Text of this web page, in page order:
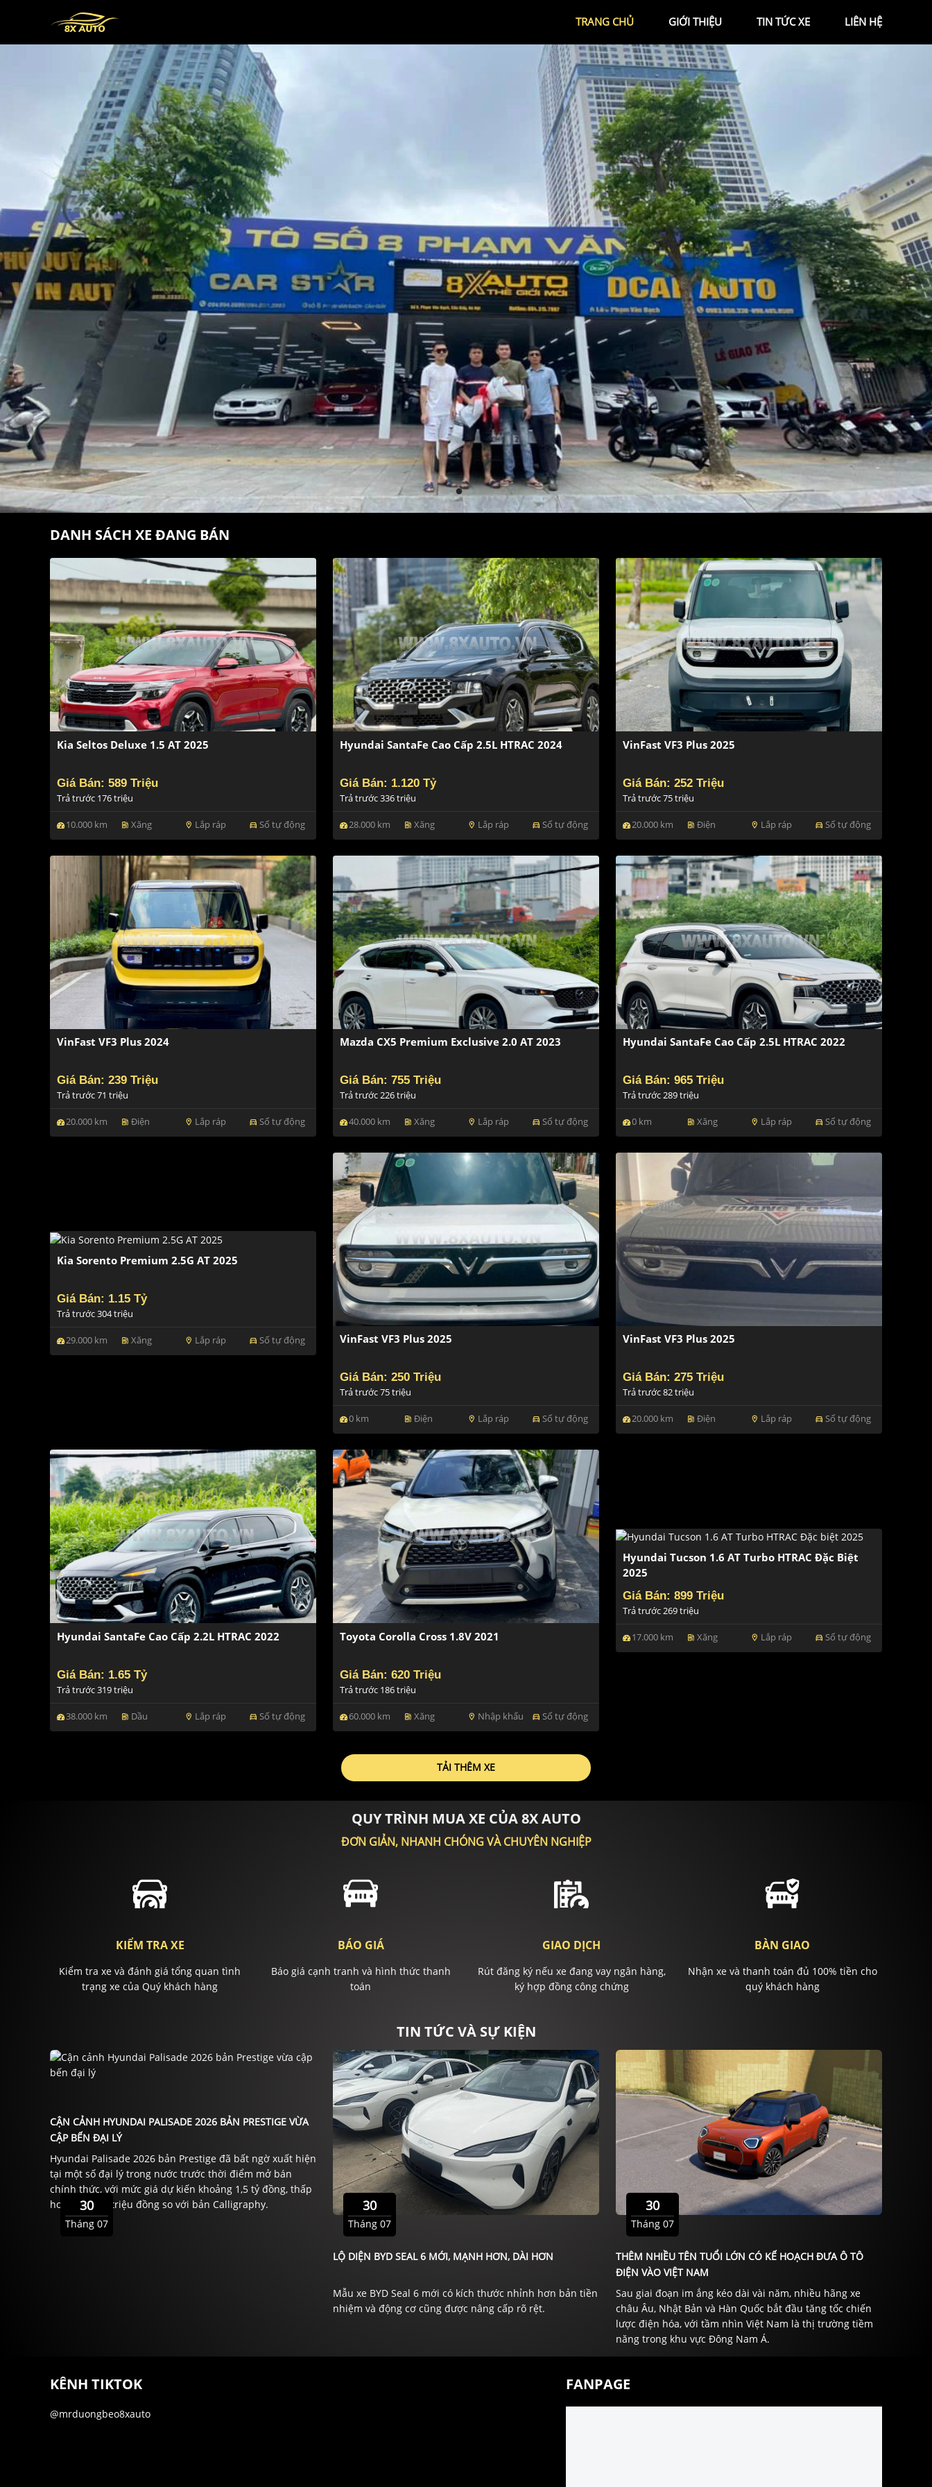
TRANG CHỦ GIỚI THIỆU TIN TỨC XE LIÊN HỆ
DANH SÁCH XE ĐANG BÁN
Kia Seltos Deluxe 1.5 AT 2025
Giá Bán: 589 Triệu
Trả trước 176 triệu
10.000 km ev_station Xăng location_on Lắp ráp directions_car Số tự động
Hyundai SantaFe Cao Cấp 2.5L HTRAC 2024
Giá Bán: 1.120 Tỷ
Trả trước 336 triệu
28.000 km ev_station Xăng location_on Lắp ráp directions_car Số tự động
VinFast VF3 Plus 2025
Giá Bán: 252 Triệu
Trả trước 75 triệu
20.000 km ev_station Điện location_on Lắp ráp directions_car Số tự động
VinFast VF3 Plus 2024
Giá Bán: 239 Triệu
Trả trước 71 triệu
20.000 km ev_station Điện location_on Lắp ráp directions_car Số tự động
Mazda CX5 Premium Exclusive 2.0 AT 2023
Giá Bán: 755 Triệu
Trả trước 226 triệu
40.000 km ev_station Xăng location_on Lắp ráp directions_car Số tự động
Hyundai SantaFe Cao Cấp 2.5L HTRAC 2022
Giá Bán: 965 Triệu
Trả trước 289 triệu
0 km ev_station Xăng location_on Lắp ráp directions_car Số tự động
Kia Sorento Premium 2.5G AT 2025
Giá Bán: 1.15 Tỷ
Trả trước 304 triệu
29.000 km ev_station Xăng location_on Lắp ráp directions_car Số tự động VinFast VF3 Plus 2025
Giá Bán: 250 Triệu
Trả trước 75 triệu
0 km ev_station Điện location_on Lắp ráp directions_car Số tự động
VinFast VF3 Plus 2025
Giá Bán: 275 Triệu
Trả trước 82 triệu
20.000 km ev_station Điện location_on Lắp ráp directions_car Số tự động
Hyundai SantaFe Cao Cấp 2.2L HTRAC 2022
Giá Bán: 1.65 Tỷ
Trả trước 319 triệu
38.000 km ev_station Dầu location_on Lắp ráp directions_car Số tự động
Toyota Corolla Cross 1.8V 2021
Giá Bán: 620 Triệu
Trả trước 186 triệu
60.000 km ev_station Xăng location_on Nhập khẩu directions_car Số tự động
Hyundai Tucson 1.6 AT Turbo HTRAC Đặc Biệt
2025
Giá Bán: 899 Triệu
Trả trước 269 triệu
17.000 km ev_station Xăng location_on Lắp ráp directions_car Số tự động
TẢI THÊM XE
QUY TRÌNH MUA XE CỦA 8X AUTO
ĐƠN GIẢN, NHANH CHÓNG VÀ CHUYÊN NGHIỆP
KIỂM TRA XE
Kiểm tra xe và đánh giá tổng quan tình
trạng xe của Quý khách hàng
BÁO GIÁ
Báo giá cạnh tranh và hình thức thanh
toán
GIAO DỊCH
Rút đăng ký nếu xe đang vay ngân hàng,
ký hợp đồng công chứng
BÀN GIAO
Nhận xe và thanh toán đủ 100% tiền cho
quý khách hàng
TIN TỨC VÀ SỰ KIỆN
CẬN CẢNH HYUNDAI PALISADE 2026 BẢN PRESTIGE VỪA
CẬP BẾN ĐẠI LÝ
Hyundai Palisade 2026 bản Prestige đã bất ngờ xuất hiện
tại một số đại lý trong nước trước thời điểm mở bán
chính thức, với mức giá dự kiến khoảng 1,5 tỷ đồng, thấp
hơn gần 200 triệu đồng so với bản Calligraphy.
30
Tháng 07
LỘ DIỆN BYD SEAL 6 MỚI, MẠNH HƠN, DÀI HƠN
Mẫu xe BYD Seal 6 mới có kích thước nhỉnh hơn bản tiền
nhiệm và động cơ cũng được nâng cấp rõ rệt.
30
Tháng 07
THÊM NHIỀU TÊN TUỔI LỚN CÓ KẾ HOẠCH ĐƯA Ô TÔ
ĐIỆN VÀO VIỆT NAM
Sau giai đoạn im ắng kéo dài vài năm, nhiều hãng xe
châu Âu, Nhật Bản và Hàn Quốc bắt đầu tăng tốc chiến
lược điện hóa, với tầm nhìn Việt Nam là thị trường tiềm
năng trong khu vực Đông Nam Á.
30
Tháng 07
KÊNH TIKTOK
@mrduongbeo8xauto
FANPAGE